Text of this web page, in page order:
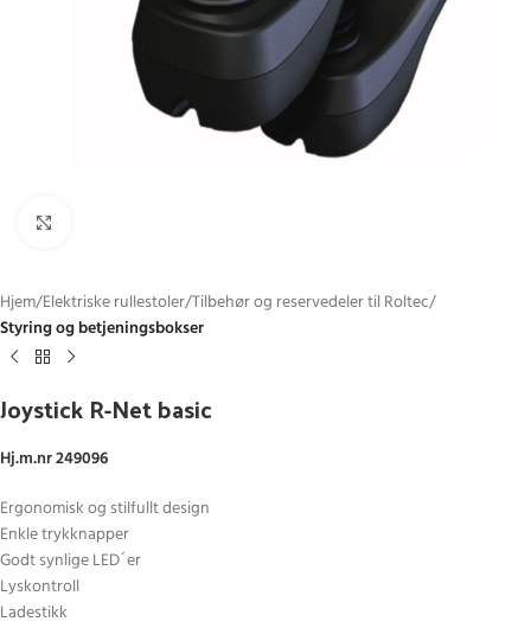
Hjem Elektriske rullestoler Tilbehør og reservedeler til Roltec
Styring og betjeningsbokser
Joystick R-Net basic
Hj.m.nr 249096
Ergonomisk og stilfullt design
Enkle trykknapper
Godt synlige LED´er
Lyskontroll
Ladestikk